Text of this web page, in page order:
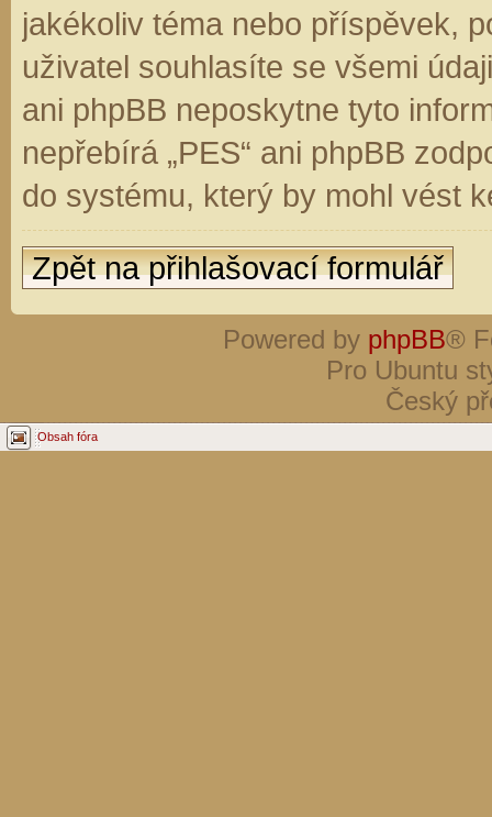
jakékoliv téma nebo příspěvek,
uživatel souhlasíte se všemi
ani phpBB neposkytne tyto
nepřebírá „PES“ ani phpBB
do systému, který by mohl vést
Zpět na přihlašovací formulář
Powered by phpBB®
Pro Ubuntu
Český
Obsah fóra